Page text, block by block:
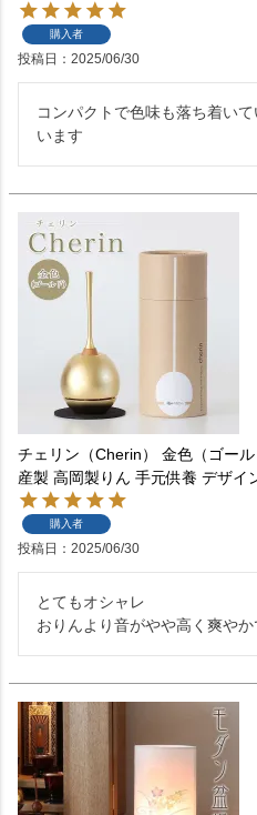
購入者
投稿日 2025/06/30
コンパクトで色味も落ち着い
います
チェリン（Cherin） 金色（ゴー
産製 高岡製りん 手元供養 デザ
購入者
投稿日 2025/06/30
とてもオシャレ
おりんより音がやや高く爽や